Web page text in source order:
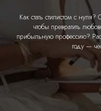
Как стать стилистом с
чтобы превратить
прибыльную профессию?
году —